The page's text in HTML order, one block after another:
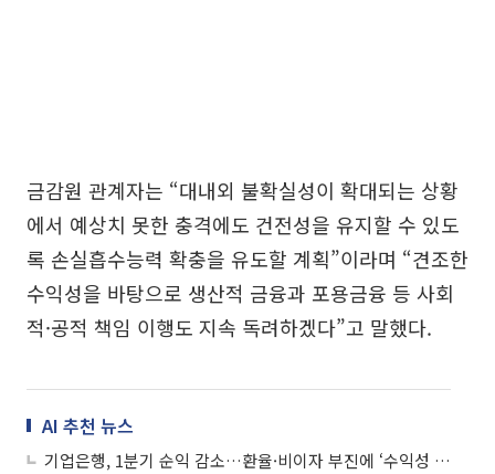
금감원 관계자는 “대내외 불확실성이 확대되는 상황
에서 예상치 못한 충격에도 건전성을 유지할 수 있도
록 손실흡수능력 확충을 유도할 계획”이라며 “견조한
수익성을 바탕으로 생산적 금융과 포용금융 등 사회
적·공적 책임 이행도 지속 독려하겠다”고 말했다.
AI 추천 뉴스
기업은행, 1분기 순익 감소…환율·비이자 부진에 ‘수익성 후퇴’